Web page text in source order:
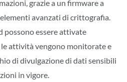
grazie a un firmware a
avanzati di crittografia.
possono essere attivate
attività vengono monitorate e
di divulgazione di dati sensibili
in vigore.